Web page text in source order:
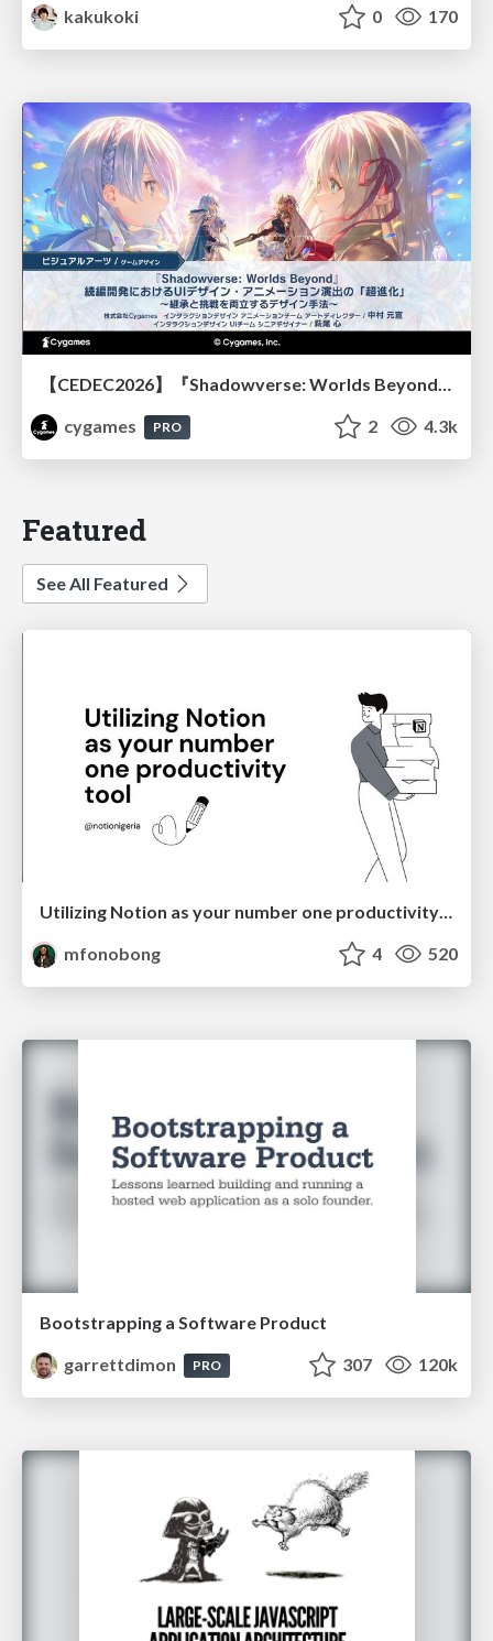
kakukoki
0 170
【CEDEC2026】『Shadowverse: Worlds Beyond』続編開発におけるUIデザイン・アニメーション演出の「超進化」 ～継承と挑戦を両立するデザイン手法～
cygames
PRO 2 4.3k
Featured
See All Featured
Utilizing Notion as your number one productivity tool
mfonobong
4 520
Bootstrapping a Software Product
garrettdimon
PRO 307 120k